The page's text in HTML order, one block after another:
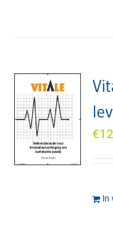
€
In